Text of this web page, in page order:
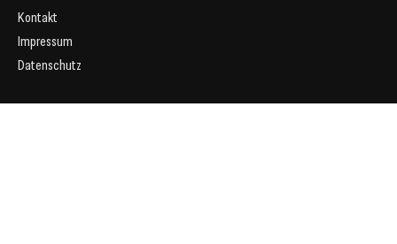
Kontakt
Impressum
Datenschutz